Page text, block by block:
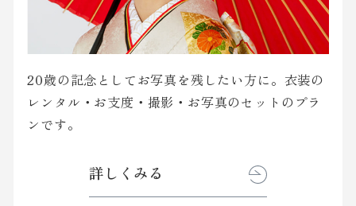
20歳の記念としてお写真を残したい方に。 衣装の
レンタル・お支度・撮影・お写真のセットのプラ
ンです。
詳しくみる